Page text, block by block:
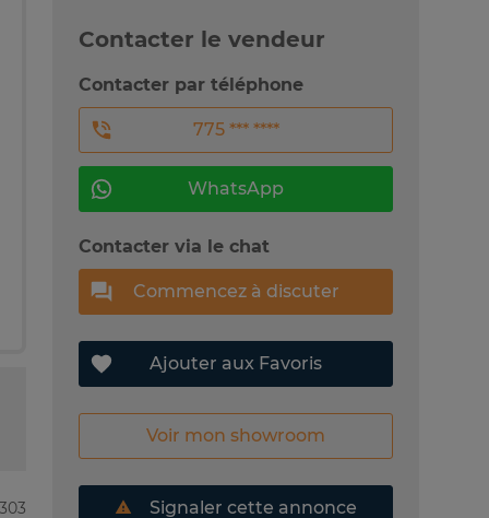
Contacter le vendeur
Contacter par téléphone
775 *** ****
WhatsApp
Contacter via le chat
Commencez à discuter
Ajouter aux Favoris
Voir mon showroom
Signaler cette annonce